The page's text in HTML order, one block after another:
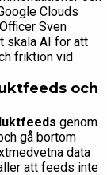
Clouds
Sven
skala AI för att
friktion vid
och
genom
gå bortom
data
att feeds inte